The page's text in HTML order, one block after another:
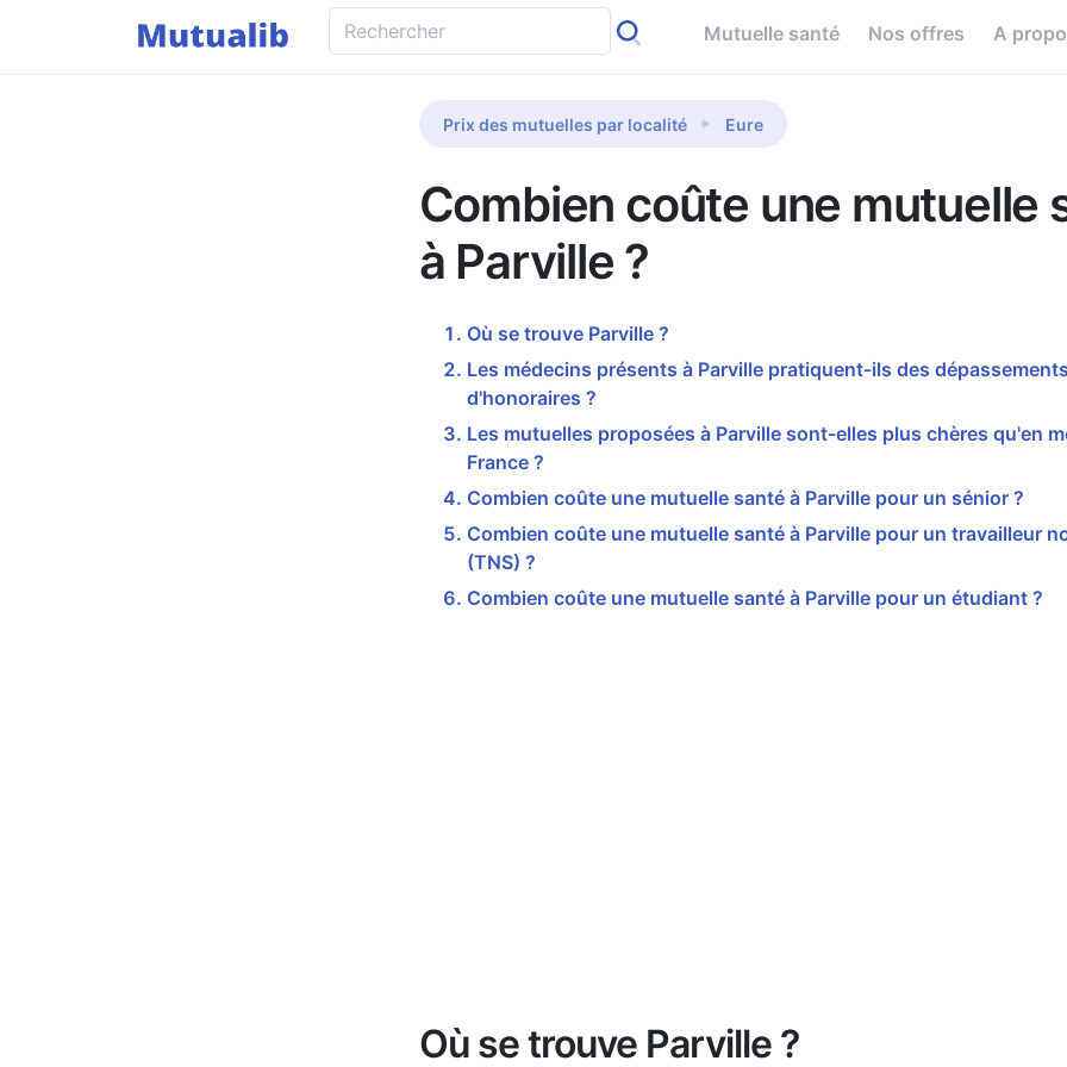
Mutuelle santé Nos offres A
Prix des mutuelles par localité Eure
Combien coûte une mutuelle
à Parville ?
Où se trouve Parville ?
Les médecins présents à Parville pratiquent-ils des dépassements
d'honoraires ?
Les mutuelles proposées à Parville sont-elles plus chères qu'en
France ?
Combien coûte une mutuelle santé à Parville pour un sénior ?
Combien coûte une mutuelle santé à Parville pour un travailleur
(TNS) ?
Combien coûte une mutuelle santé à Parville pour un étudiant ?
Où se trouve Parville ?